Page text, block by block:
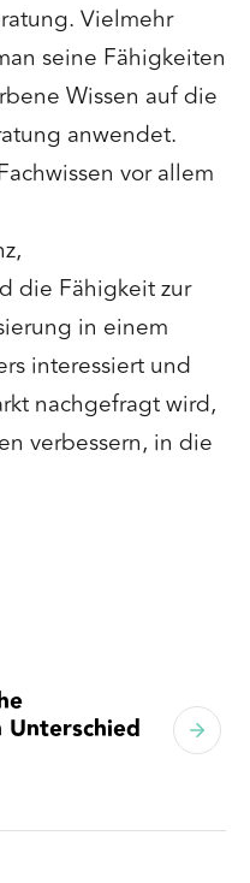
Vielmehr
seine Fähigkeiten
Wissen auf die
anwendet.
vor allem
die Fähigkeit zur
in einem
interessiert und
nachgefragt wird,
verbessern, in die